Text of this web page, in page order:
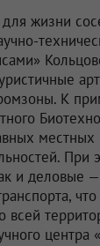
жизни
К
местных
При
и деловые
всей
центра